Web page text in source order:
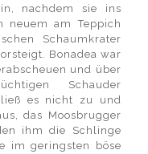
nachdem sie ins
neuem am Teppich
Schaumkrater
Bonadea war
und über
Schauder
es nicht zu und
das Moosbrugger
ihm die Schlinge
im geringsten böse